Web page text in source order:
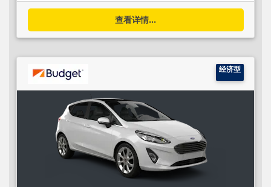
查看详情...
经济型